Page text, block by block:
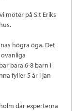
möter på S:t Eriks
högra öga. Det
bara 6-8 barn i
fyller 5 år i jan
där experterna